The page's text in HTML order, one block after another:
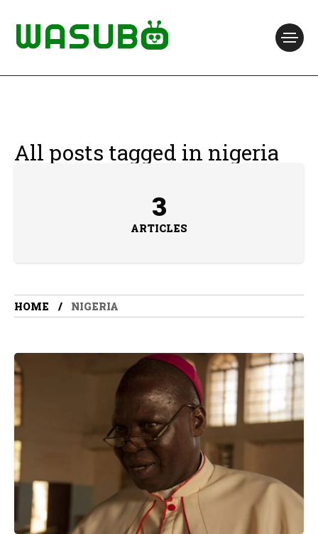
All posts tagged in nigeria
3
ARTICLES
HOME NIGERIA